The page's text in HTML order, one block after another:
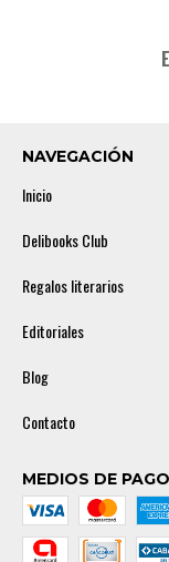
NAVEGACIÓN
Inicio
Delibooks Club
Regalos literarios
Editoriales
Blog
Contacto
MEDIOS DE PAGO